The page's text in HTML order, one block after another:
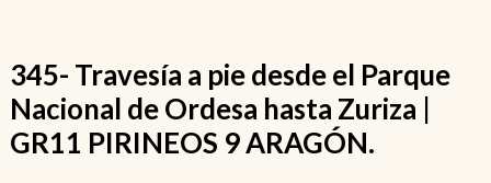
345- Travesía a pie desde el Parque
Nacional de Ordesa hasta Zuriza |
GR11 PIRINEOS 9 ARAGÓN.